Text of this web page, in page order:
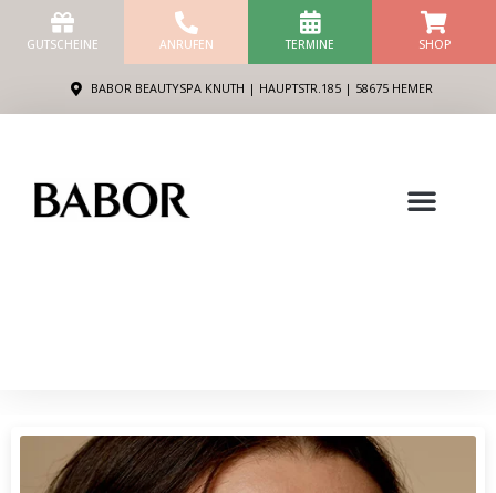
InhaltGUTSCHEINE ANRUFEN TERMINE SHOP
BABOR BEAUTYSPA KNUTH | HAUPTSTR.185 | 58675 HEMER